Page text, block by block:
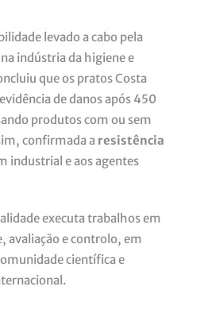
levado a cabo pela
indústria da higiene e
que os pratos Costa
de danos após 450
produtos com ou sem
confirmada a resistência
industrial e aos agentes
executa trabalhos em
avaliação e controlo, em
científica e